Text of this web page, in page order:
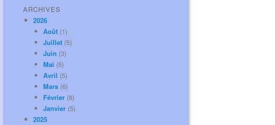
ARCHIVES
2026
Août (1)
Juillet (5)
Juin (3)
Mai (5)
Avril (5)
Mars (6)
Février (8)
Janvier (5)
2025